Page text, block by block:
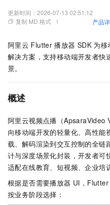
更新时间： 2026-07-13 02:51:12
复制 MD 格式
产品
阿里云 Flutter 播放器 SDK 为移
解决方案，支持移动端开发者快
景。
概述
阿里云视频点播（ApsaraVideo
向移动端开发的轻量化、高性能
载、解码渲染到交互控制的全链
计与深度场景化封装，开发者可
适配在线教育、短视频、企业培
根据是否需要播放器 UI，
按业务阶段选择：